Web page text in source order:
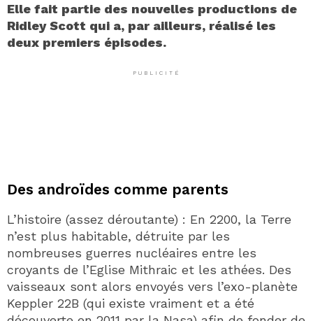
Elle fait partie des nouvelles productions de
Ridley Scott qui a, par ailleurs, réalisé les
deux premiers épisodes.
PUBLICITÉ
Des androïdes comme parents
L’histoire (assez déroutante) : En 2200, la Terre
n’est plus habitable, détruite par les
nombreuses guerres nucléaires entre les
croyants de l’Eglise Mithraic et les athées. Des
vaisseaux sont alors envoyés vers l’exo-planète
Keppler 22B (qui existe vraiment et a été